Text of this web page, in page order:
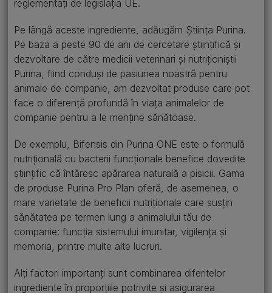
reglementați de legislația UE.
Pe lângă aceste ingrediente, adăugăm Știința Purina.
Pe baza a peste 90 de ani de cercetare științifică și
dezvoltare de către medicii veterinari și nutriționiștii
Purina, fiind conduși de pasiunea noastră pentru
animale de companie, am dezvoltat produse care pot
face o diferență profundă în viața animalelor de
companie pentru a le menține sănătoase.
De exemplu, Bifensis din Purina ONE este o formulă
nutrițională cu bacterii funcționale benefice dovedite
științific că întăresc apărarea naturală a pisicii. Gama
de produse Purina Pro Plan oferă, de asemenea, o
mare varietate de beneficii nutriționale care susțin
sănătatea pe termen lung a animalului tău de
companie: funcția sistemului imunitar, vigilența și
memoria, printre multe alte lucruri.
Alți factori importanți sunt combinarea diferitelor
ingrediente în proporțiile potrivite și asigurarea